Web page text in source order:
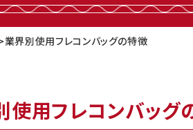
業界別使用フレコンバッグの特徴
使用フレコンバッグ